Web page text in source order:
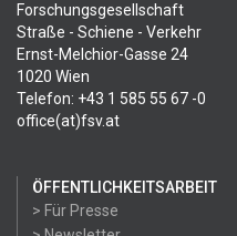
Forschungsgesellschaft
Straße - Schiene - Verkehr
Ernst-Melchior-Gasse 24
1020 Wien
Telefon: +43 1 585 55 67 -0
office(at)fsv.at
ÖFFENTLICHKEITSARBEIT
> Für Presse